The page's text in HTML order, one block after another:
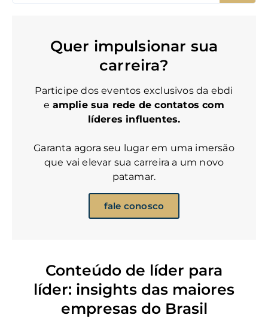
Quer impulsionar sua
carreira?
Participe dos eventos exclusivos da ebdi
e amplie sua rede de contatos com
líderes influentes.
Garanta agora seu lugar em uma imersão
que vai elevar sua carreira a um novo
patamar.
fale conosco
Conteúdo de líder para
líder: insights das maiores
empresas do Brasil